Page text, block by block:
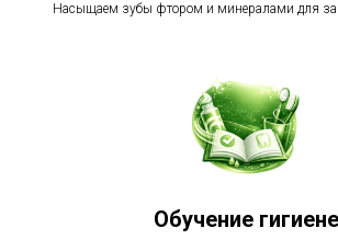
Насыщаем зубы фтором и минералами для
Обучение гигиене